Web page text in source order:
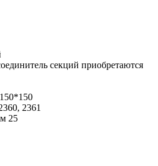
секций приобретаются
150*150
2361
25